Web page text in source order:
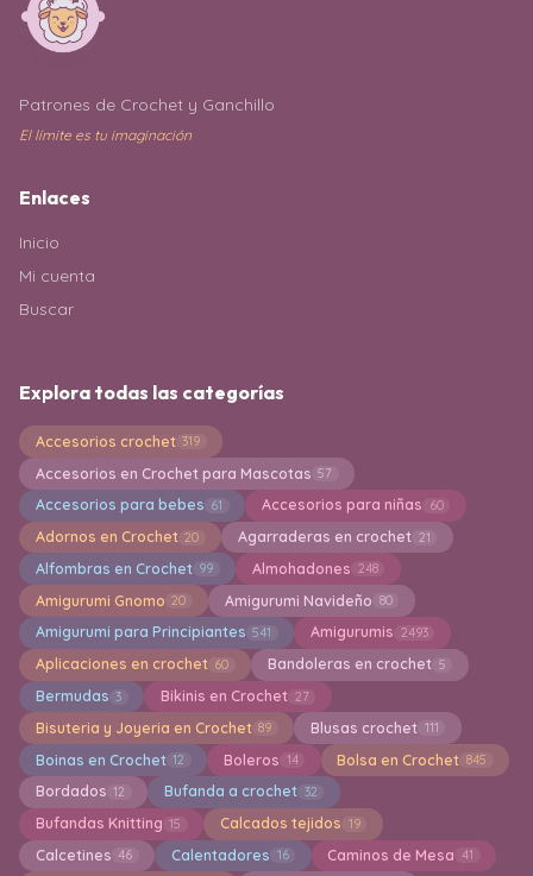
Patrones de Crochet y Ganchillo
El límite es tu imaginación
Enlaces
Inicio
Mi cuenta
Buscar
Explora todas las categorías
Accesorios crochet 319
Accesorios en Crochet para Mascotas 57
Accesorios para bebes 61 Accesorios para niñas 60
Adornos en Crochet 20 Agarraderas en crochet 21
Alfombras en Crochet 99 Almohadones 248
Amigurumi Gnomo 20 Amigurumi Navideño 80
Amigurumi para Principiantes 541 Amigurumis 2493
Aplicaciones en crochet 60 Bandoleras en crochet 5
Bermudas 3 Bikinis en Crochet 27
Bisuteria y Joyeria en Crochet 89 Blusas crochet 111
Boinas en Crochet 12 Boleros 14 Bolsa en Crochet 845
Bordados 12 Bufanda a crochet 32
Bufandas Knitting 15 Calcados tejidos 19
Calcetines 46 Calentadores 16 Caminos de Mesa 41